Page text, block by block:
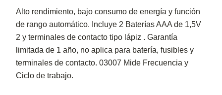
Alto rendimiento, bajo consumo de energía y función
de rango automático. Incluye 2 Baterías AAA de 1,5V
2 y terminales de contacto tipo lápiz . Garantía
limitada de 1 año, no aplica para batería, fusibles y
terminales de contacto. 03007 Mide Frecuencia y
Ciclo de trabajo.